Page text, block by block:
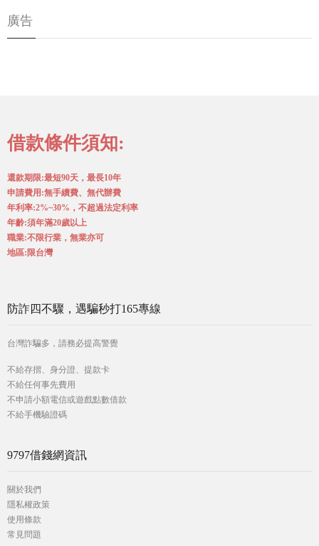
廣告
借款條件須知:
還款期限:最短90天，最長10年
申請費用:無手續費、無代辦費
年利率:2%~30%，不超過法定利率
年齡:須年滿20歲以上
職業:不限行業，無業亦可
地區:限台灣
防詐四不驟，遇騙秒打165專線
台灣詐騙多，請務必提高警覺
不給存摺、身分證、提款卡
不給任何事先費用
不申請小額電信或遊戲點數借款
不給手機驗證碼
9797借錢網資訊
關於我們
隱私權政策
使用條款
常見問題